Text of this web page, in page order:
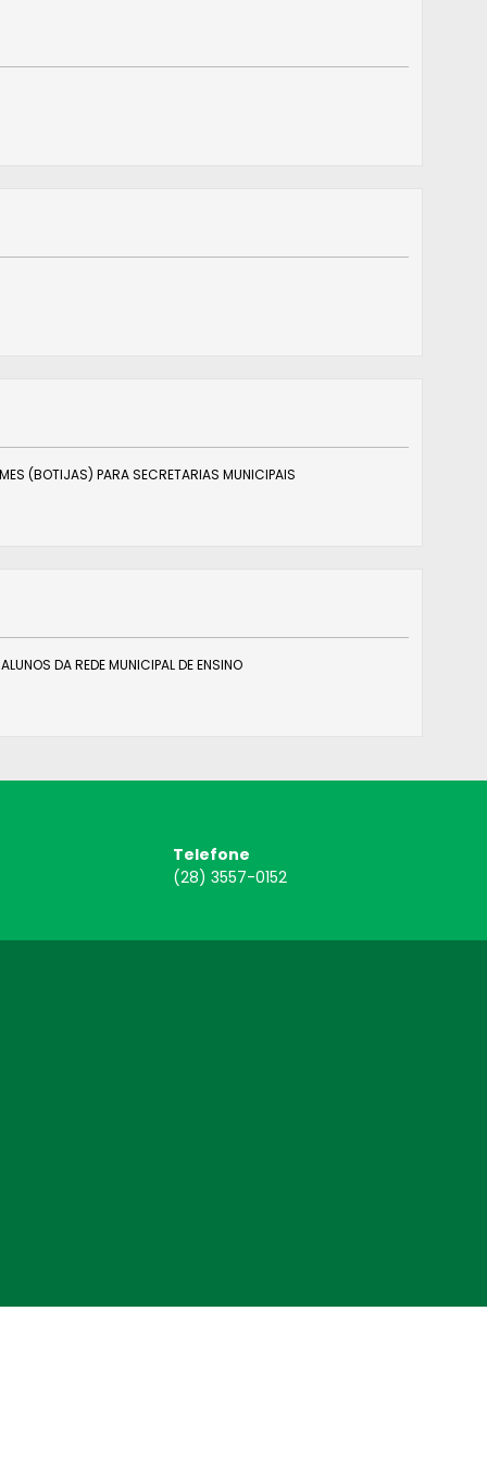
(BOTIJAS) PARA SECRETARIAS MUNICIPAIS
DA REDE MUNICIPAL DE ENSINO
Telefone
(28) 3557-0152